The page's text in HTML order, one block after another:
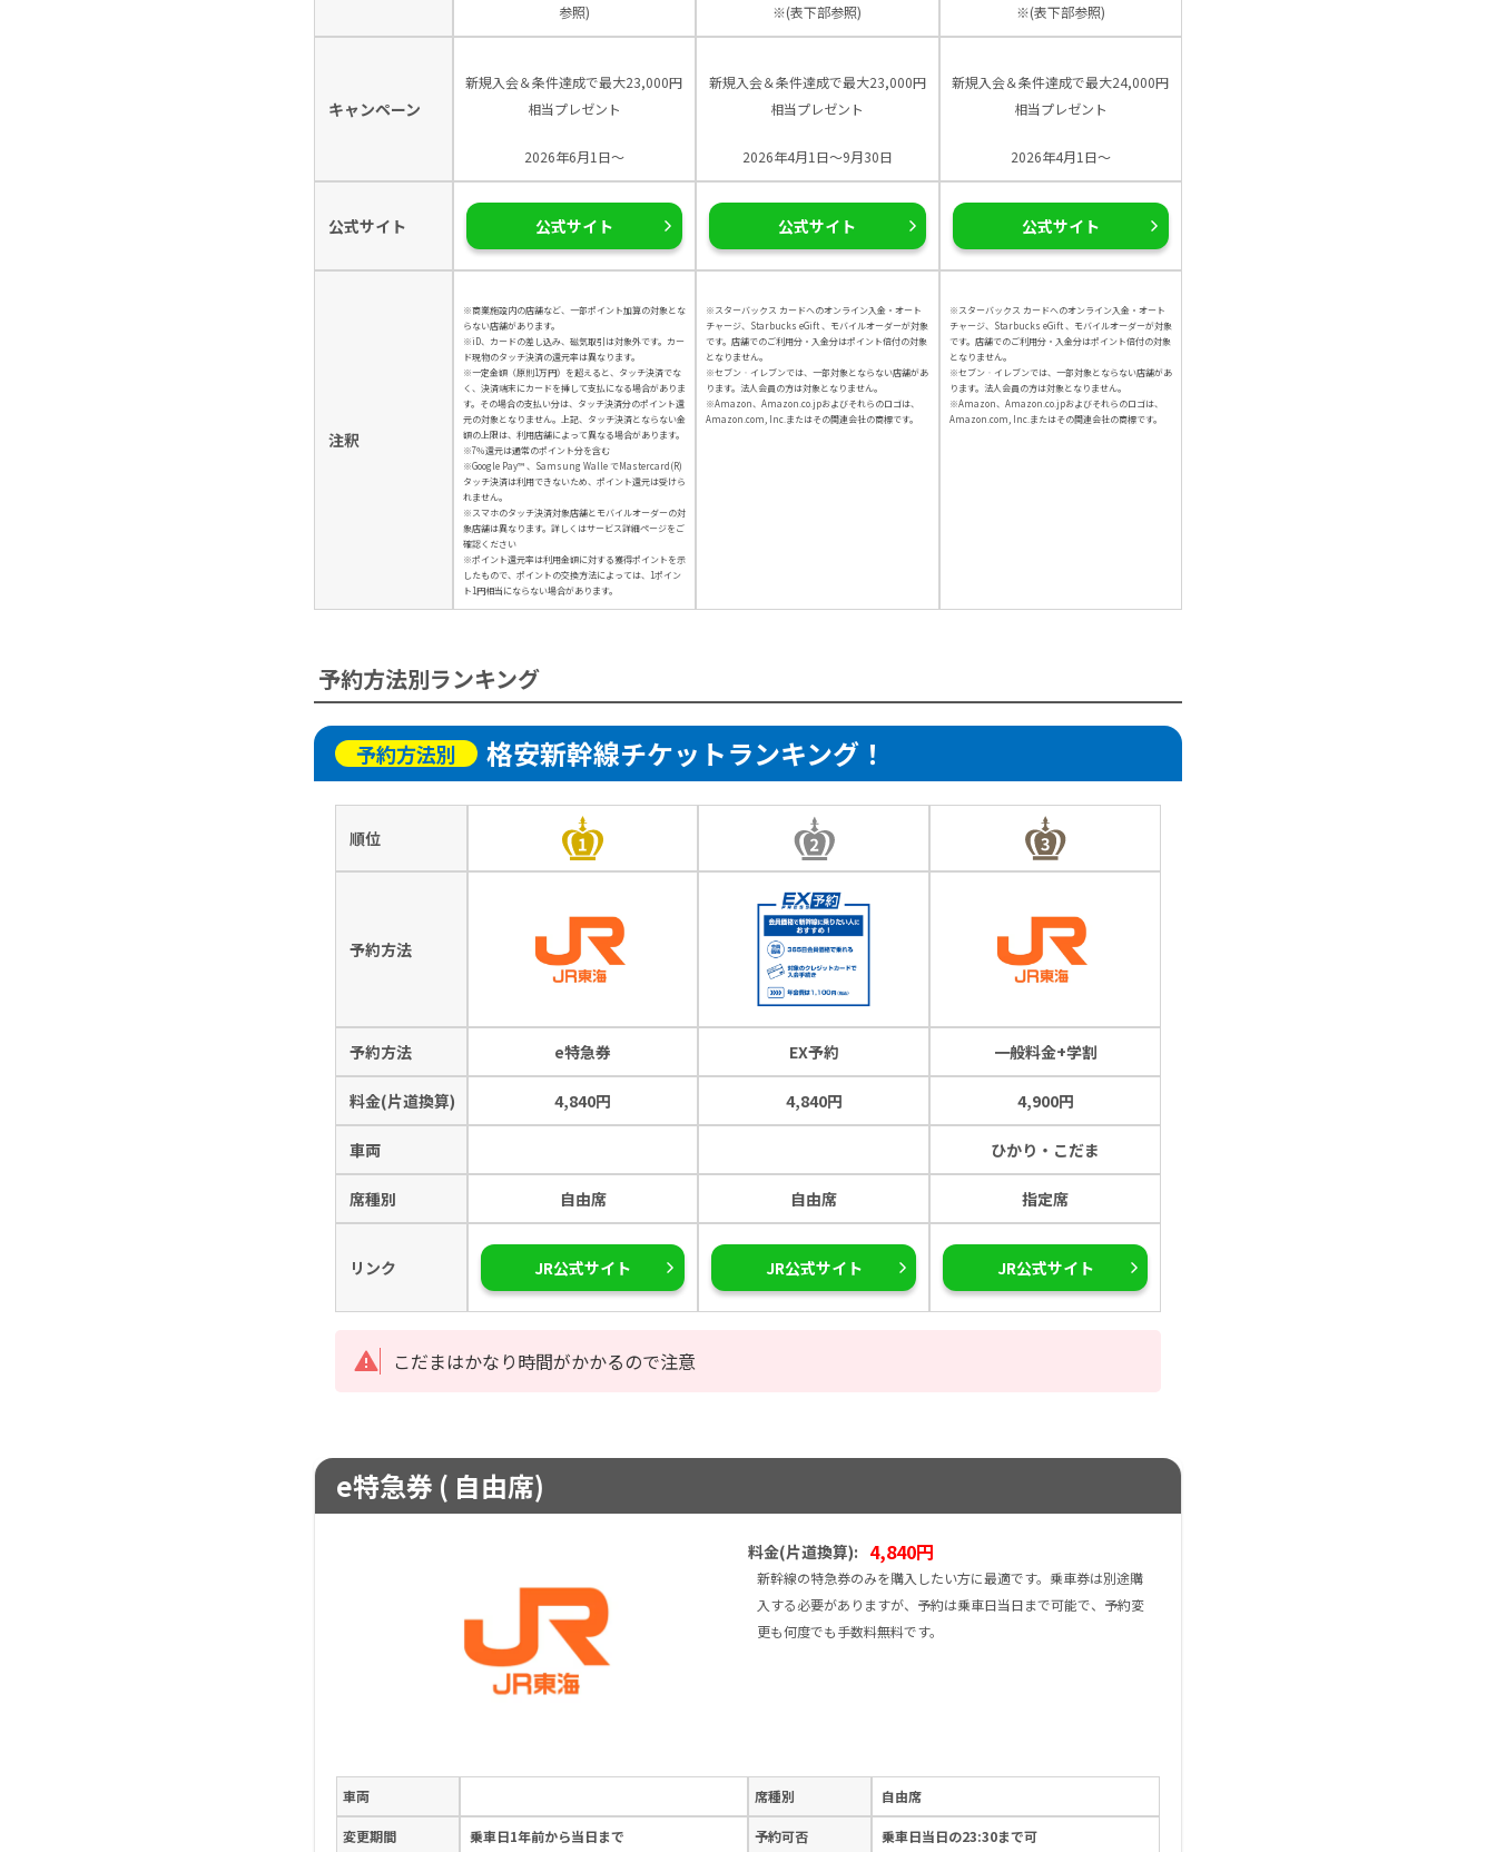
参照)
※(表下部参照)
※(表下部参照)
キャンペーン
新規入会＆条件達成で最大23,000円
相当プレゼント
2026年6月1日～
新規入会＆条件達成で最大23,000円
相当プレゼント
2026年4月1日～9月30日
新規入会＆条件達成で最大24,000円
相当プレゼント
2026年4月1日～
公式サイト 公式サイト 公式サイト 公式サイト
注釈
※商業施設内の店舗など、一部ポイント加算の対象とな
らない店舗があります。
※iD、カードの差し込み、磁気取引は対象外です。カー
ド現物のタッチ決済の還元率は異なります。
※一定金額（原則1万円）を超えると、タッチ決済でな
く、決済端末にカードを挿して支払になる場合がありま
す。その場合の支払い分は、タッチ決済分のポイント還
元の対象となりません。上記、タッチ決済とならない金
額の上限は、利用店舗によって異なる場合があります。
※7％還元は通常のポイント分を含む
※Google Pay™ 、Samsung Walle でMastercard(R)
タッチ決済は利用できないため、ポイント還元は受けら
れません。
※スマホのタッチ決済対象店舗とモバイルオーダーの対
象店舗は異なります。詳しくはサービス詳細ページをご
確認ください
※ポイント還元率は利用金額に対する獲得ポイントを示
したもので、ポイントの交換方法によっては、1ポイン
ト1円相当にならない場合があります。
※スターバックス カードへのオンライン入金・オート
チャージ、Starbucks eGift 、モバイルオーダーが対象
です。店舗でのご利用分・入金分はポイント倍付の対象
となりません。
※セブン‐イレブンでは、一部対象とならない店舗があ
ります。法人会員の方は対象となりません。
※Amazon、Amazon.co.jpおよびそれらのロゴは、
Amazon.com, Inc.またはその関連会社の商標です。
※スターバックス カードへのオンライン入金・オート
チャージ、Starbucks eGift 、モバイルオーダーが対象
です。店舗でのご利用分・入金分はポイント倍付の対象
となりません。
※セブン‐イレブンでは、一部対象とならない店舗があ
ります。法人会員の方は対象となりません。
※Amazon、Amazon.co.jpおよびそれらのロゴは、
Amazon.com, Inc.またはその関連会社の商標です。
予約方法別ランキング
予約方法別 格安新幹線チケットランキング！
順位
予約方法
予約方法 e特急券 EX予約 一般料金+学割
料金(片道換算) 4,840円 4,840円 4,900円
車両 ひかり・こだま
席種別 自由席 自由席 指定席
リンク JR公式サイト JR公式サイト JR公式サイト
こだまはかなり時間がかかるので注意
e特急券 ( 自由席)
料金(片道換算): 4,840円
新幹線の特急券のみを購入したい方に最適です。乗車券は別途購
入する必要がありますが、予約は乗車日当日まで可能で、予約変
更も何度でも手数料無料です。
車両 席種別 自由席
変更期間 乗車日1年前から当日まで 予約可否 乗車日当日の23:30まで可